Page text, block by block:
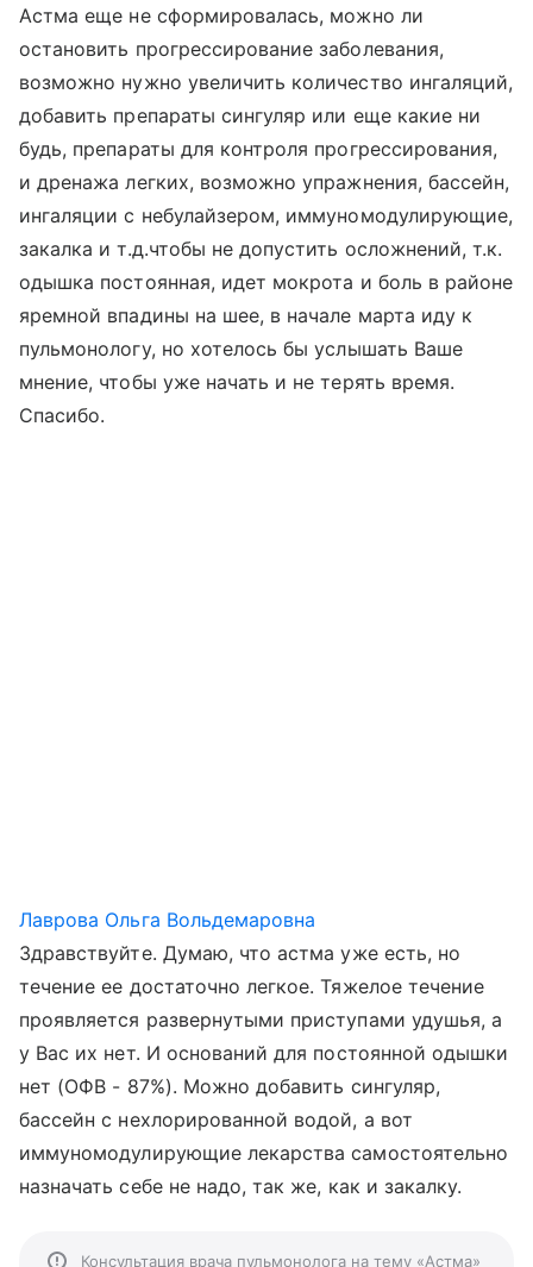
Астма еще не сформировалась, можно ли
остановить прогрессирование заболевания,
возможно нужно увеличить количество ингаляций,
добавить препараты сингуляр или еще какие ни
будь, препараты для контроля прогрессирования,
и дренажа легких, возможно упражнения, бассейн,
ингаляции с небулайзером, иммуномодулирующие,
закалка и т.д.чтобы не допустить осложнений, т.к.
одышка постоянная, идет мокрота и боль в районе
яремной впадины на шее, в начале марта иду к
пульмонологу, но хотелось бы услышать Ваше
мнение, чтобы уже начать и не терять время.
Спасибо.
Лаврова Ольга Вольдемаровна
Здравствуйте. Думаю, что астма уже есть, но
течение ее достаточно легкое. Тяжелое течение
проявляется развернутыми приступами удушья, а
у Вас их нет. И оснований для постоянной одышки
нет (ОФВ - 87%). Можно добавить сингуляр,
бассейн с нехлорированной водой, а вот
иммуномодулирующие лекарства самостоятельно
назначать себе не надо, так же, как и закалку.
Консультация врача пульмонолога на тему «Астма»